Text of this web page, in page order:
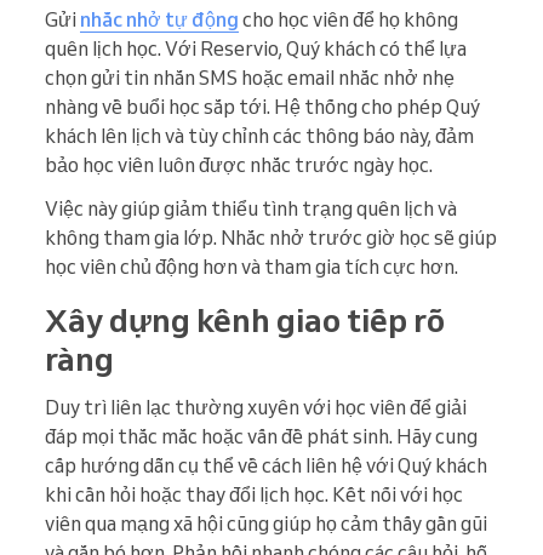
Gửi nhắc nhở tự động cho học viên để họ không
quên lịch học. Với Reservio, Quý khách có thể lựa
chọn gửi tin nhắn SMS hoặc email nhắc nhở nhẹ
nhàng về buổi học sắp tới. Hệ thống cho phép Quý
khách lên lịch và tùy chỉnh các thông báo này, đảm
bảo học viên luôn được nhắc trước ngày học.
Việc này giúp giảm thiểu tình trạng quên lịch và
không tham gia lớp. Nhắc nhở trước giờ học sẽ giúp
học viên chủ động hơn và tham gia tích cực hơn.
Xây dựng kênh giao tiếp rõ
ràng
Duy trì liên lạc thường xuyên với học viên để giải
đáp mọi thắc mắc hoặc vấn đề phát sinh. Hãy cung
cấp hướng dẫn cụ thể về cách liên hệ với Quý khách
khi cần hỏi hoặc thay đổi lịch học. Kết nối với học
viên qua mạng xã hội cũng giúp họ cảm thấy gần gũi